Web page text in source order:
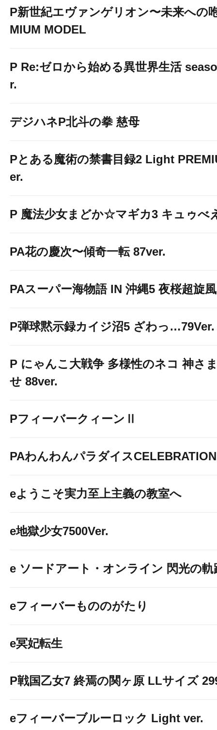
P新世紀エヴァンゲリオン〜未来への
MIUM MODEL
P Re:ゼロから始める異世界生活
r.
デジハネP北斗の拳 慈母
Pとある魔術の禁書目録2 Light
er.
P 魔法少女まどか☆マギカ3 キュゥべ
PA花の慶次〜傾奇一転 87ver.
PAスーパー海物語 IN 沖縄5 夜桜超旋
P弾球黙示録カイジ沼5 ざわっ…79Ver.
P にゃんこ大戦争 多様性のネコ 神さ
せ 88ver.
PフィーバークィーンⅡ
PAわんわんパラダイスCELEBRATION
eようこそ実力至上主義の教室へ
e地獄少女7500Ver.
e ソードアート・オンライン 閃光の軌
eフィーバーもののがたり
e冥妃転生
P戦国乙女7 終焉の関ヶ原 LLサイズ
eフィーバーブルーロック Light ver.